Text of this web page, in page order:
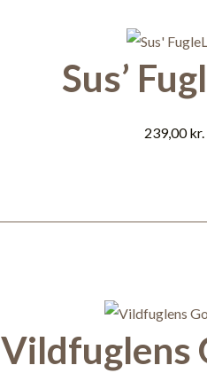
Sus’
239,00kr.
Vildfuglens